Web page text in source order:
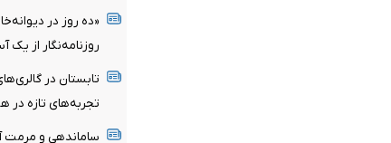
«ده روز در
روزنامه‌نگار از یک
تابستان در
تجربه‌های تازه در
ساماندهی و مرمت